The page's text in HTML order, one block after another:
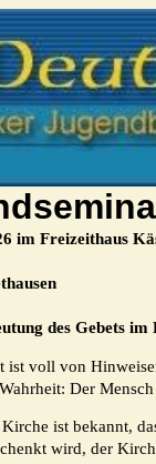
im Freizeithaus
des Gebets
ist voll von
Der
ist bekannt,
wird, der